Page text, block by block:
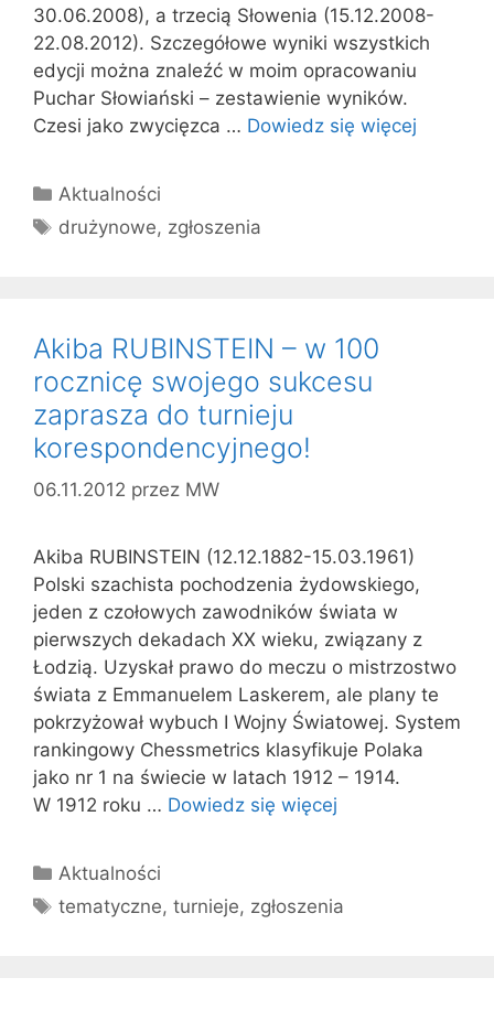
30.06.2008), a trzecią Słowenia (15.12.2008-
22.08.2012). Szczegółowe wyniki wszystkich
edycji można znaleźć w moim opracowaniu
Puchar Słowiański – zestawienie wyników.
Czesi jako zwycięzca … Dowiedz się więcej
Kategorie
Aktualności
Tagi
drużynowe, zgłoszenia
Akiba RUBINSTEIN – w 100
rocznicę swojego sukcesu
zaprasza do turnieju
korespondencyjnego!
06.11.2012 przez MW
Akiba RUBINSTEIN (12.12.1882-15.03.1961)
Polski szachista pochodzenia żydowskiego,
jeden z czołowych zawodników świata w
pierwszych dekadach XX wieku, związany z
Łodzią. Uzyskał prawo do meczu o mistrzostwo
świata z Emmanuelem Laskerem, ale plany te
pokrzyżował wybuch I Wojny Światowej. System
rankingowy Chessmetrics klasyfikuje Polaka
jako nr 1 na świecie w latach 1912 – 1914.
W 1912 roku … Dowiedz się więcej
Kategorie
Aktualności
Tagi
tematyczne,turnieje, zgłoszenia